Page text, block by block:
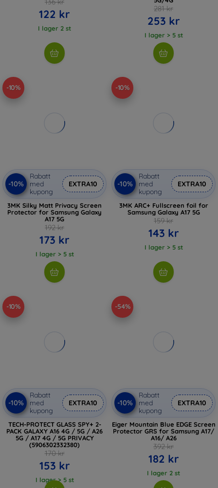
122 kr
I lager 2 st
281 kr
253 kr
I lager > 5 st
-10%
-10%
Rabatt
med
kupong
EXTRA10
3MK Silky Matt Privacy Screen
Protector for Samsung Galaxy
A17 5G
192 kr
173 kr
I lager > 5 st
-10%
-10%
Rabatt
med
kupong
EXTRA10
3MK ARC+ Fullscreen foil for
Samsung Galaxy A17 5G
159 kr
143 kr
I lager > 5 st
-10%
-10%
Rabatt
med
kupong
EXTRA10
TECH-PROTECT GLASS SPY+ 2-
PACK GALAXY A16 4G / 5G / A26
5G / A17 4G / 5G PRIVACY
(5906302332380)
170 kr
153 kr
I lager > 5 st
-54%
-10%
Rabatt
med
kupong
EXTRA10
Eiger Mountain Blue EDGE Screen
Protector GRS for Samsung A17/
A16/ A26
392 kr
182 kr
I lager 2 st